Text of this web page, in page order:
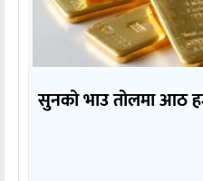
सुनको भाउ तोलमा आठ